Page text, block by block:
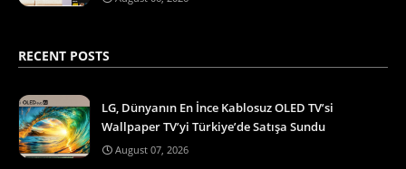
RECENT POSTS
LG, Dünyanın En İnce Kablosuz OLED TV’si
Wallpaper TV’yi Türkiye’de Satışa Sundu
August 07, 2026